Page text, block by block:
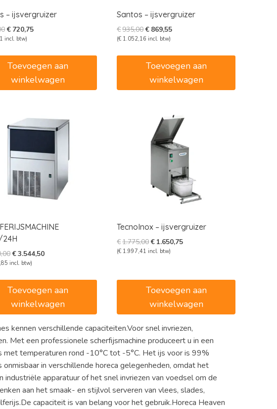
– ijsvergruizer
Oorspronkelijke
prijs
€ 720,75Huidige
incl. btw)
Toevoegen aan
winkelwagen
Santos – ijsvergruizer
€935,00Oorspronkelijke
prijs
€ 869,55Huidige
(€ 1.052,16 incl. btw)
Toevoegen aan
winkelwagen
Oorspronkelijke
prijs
€4.170,00.
€3.544,50Huidige
incl. btw)
Toevoegen aan
winkelwagen
TecnoInox – ijsvergruizer
€1.775,00Oorspronkelijke
prijs
€ 1.650,75Huidige
(€ 1.997,41 incl. btw)
Toevoegen aan
winkelwagen
kennen verschillende capaciteiten.Voor snel invriezen,
Met een professionele scherfijsmachine produceert u in een
met temperaturen rond -10°C tot -5°C. Het ijs voor is 99%
in verschillende horeca gelegenheden, omdat het
apparatuur of het snel invriezen van voedsel om de
aan het smaak- en stijlvol serveren van vlees, slades,
capaciteit is van belang voor het gebruik.Horeca Heaven